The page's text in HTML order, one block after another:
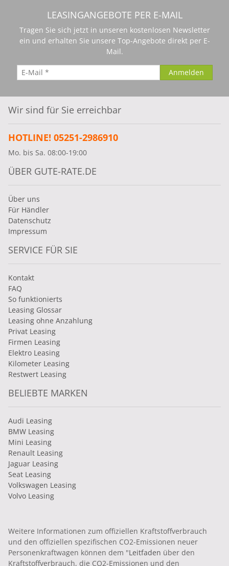
LEASINGANGEBOTE PER E-MAIL
Tragen Sie sich jetzt in unseren kostenlosen Newsletter
ein und erhalten Sie unsere Top-Angebote direkt per E-
Mail.
Wir sind für Sie erreichbar
HOTLINE! 05251-2986910
Mo. bis Sa. 08:00-19:00
ÜBER GUTE-RATE.DE
Über uns
Für Händler
Datenschutz
Impressum
SERVICE FÜR SIE
Kontakt
FAQ
So funktionierts
Leasing Glossar
Leasing ohne Anzahlung
Privat Leasing
Firmen Leasing
Elektro Leasing
Kilometer Leasing
Restwert Leasing
BELIEBTE MARKEN
Audi Leasing
BMW Leasing
Mini Leasing
Renault Leasing
Jaguar Leasing
Seat Leasing
Volkswagen Leasing
Volvo Leasing
Weitere Informationen zum offiziellen Kraftstoffverbrauch
und den offiziellen spezifischen CO2-Emissionen neuer
Personenkraftwagen können dem "Leitfaden über den
Kraftstoffverbrauch, die CO2-Emissionen und den